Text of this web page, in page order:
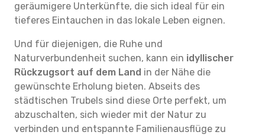
geräumigere Unterkünfte, die sich ideal für ein
tieferes Eintauchen in das lokale Leben eignen.
Und für diejenigen, die Ruhe und
Naturverbundenheit suchen, kann ein idyllischer
Rückzugsort auf dem Land in der Nähe die
gewünschte Erholung bieten. Abseits des
städtischen Trubels sind diese Orte perfekt, um
abzuschalten, sich wieder mit der Natur zu
verbinden und entspannte Familienausflüge zu